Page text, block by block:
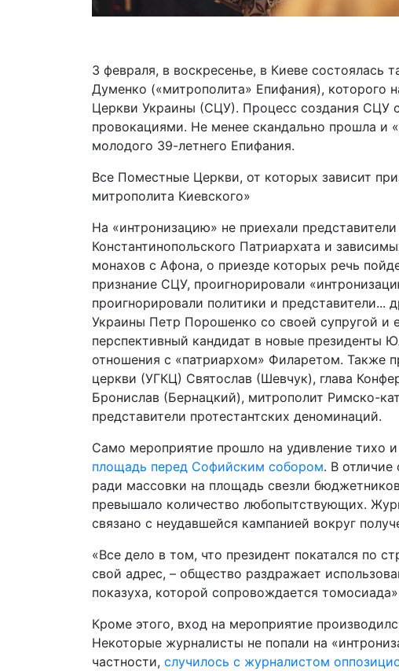
3 февраля, в воскресенье, в Киеве состоялась
Думенко («митрополита» Епифания), которого
Церкви Украины (СЦУ). Процесс создания СЦУ
провокациями. Не менее скандально прошла и
молодого 39-летнего Епифания.
Все Поместные Церкви, от которых зависит
митрополита Киевского»
На «интронизацию» не приехали
Константинопольского Патриархата и
монахов с Афона, о приезде которых речь
признание СЦУ, проигнорировали
проигнорировали политики и представители...
Украины Петр Порошенко со своей супругой и
перспективный кандидат в новые президенты
отношения с «патриархом» Филаретом. Также
церкви (УГКЦ) Святослав (Шевчук), глава
Бронислав (Бернацкий), митрополит Римско-
представители протестантских деноминаций.
Само мероприятие прошло на удивление тихо
площадь перед Софийским собором. В отличие
ради массовки на площадь свезли
превышало количество любопытствующих.
связано с неудавшейся кампанией вокруг
«Все дело в том, что президент покатался по
свой адрес, – общество раздражает
показуха, которой сопровождается
Кроме этого, вход на мероприятие
Некоторые журналисты не попали на
частности, случилось с журналистом